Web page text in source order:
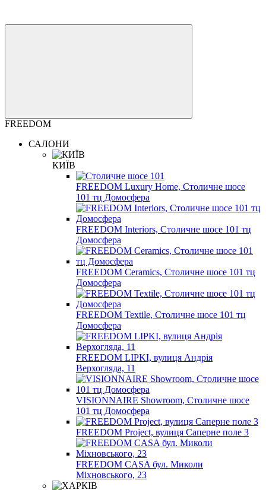
FREEDOM
САЛОНИ
КИЇВ
FREEDOM Luxury Home, Столичне шосе
101 тц Домосфера
FREEDOM Interiors, Столичне шосе 101 тц
Домосфера
FREEDOM Ceramics, Столичне шосе 101 тц
Домосфера
FREEDOM Textile, Столичне шосе 101 тц
Домосфера
FREEDOM LIPKI, вулиця Андрія
Верхогляда, 11
VISIONNAIRE Showroom, Столичне шосе
101 тц Домосфера
FREEDOM Project, вулиця Саперне поле 3
FREEDOM CASA бул. Миколи
Міхновського, 23